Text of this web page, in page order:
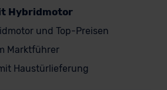
Hybridmotor
und Top-Preisen
Marktführer
Haustürlieferung